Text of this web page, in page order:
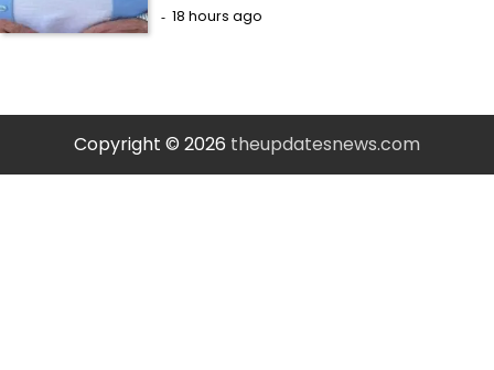
18 hours ago
Copyright © 2026 theupdatesnews.com